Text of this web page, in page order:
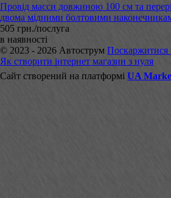
Провід масси довжиною 100 см та
двома мідними болтовими
505 грн./послуга
в наявності
© 2023 - 2026 Автострум Поскаржитися
Як створити інтернет магазин з нуля
Сайт створений на платформі UA